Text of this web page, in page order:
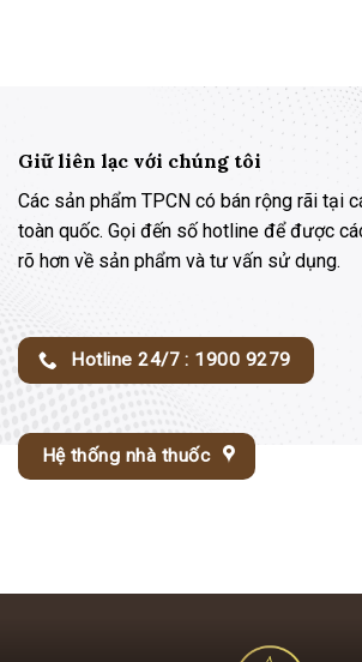
Giữ liên lạc với chúng tôi
Các sản phẩm TPCN có bán rộng rãi tại
toàn quốc. Gọi đến số hotline để được
rõ hơn về sản phẩm và tư vấn sử dụng.
Hotline 24/7 : 1900 9279
Hệ thống nhà thuốc